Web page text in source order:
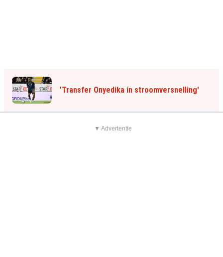
'Transfer Onyedika in stroomversnelling'
▼ Advertentie